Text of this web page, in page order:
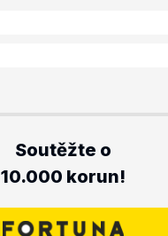
Soutěžte o
10.000 korun!